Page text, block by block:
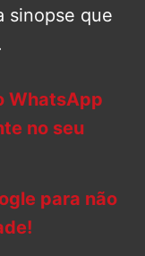
sinopse que
WhatsApp
no seu
para não